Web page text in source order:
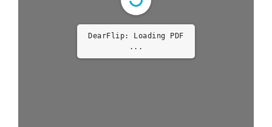
DearFlip: Loading PDF
...